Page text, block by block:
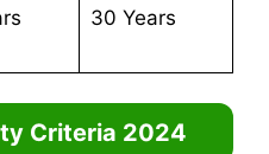
30 Years
Criteria 2024